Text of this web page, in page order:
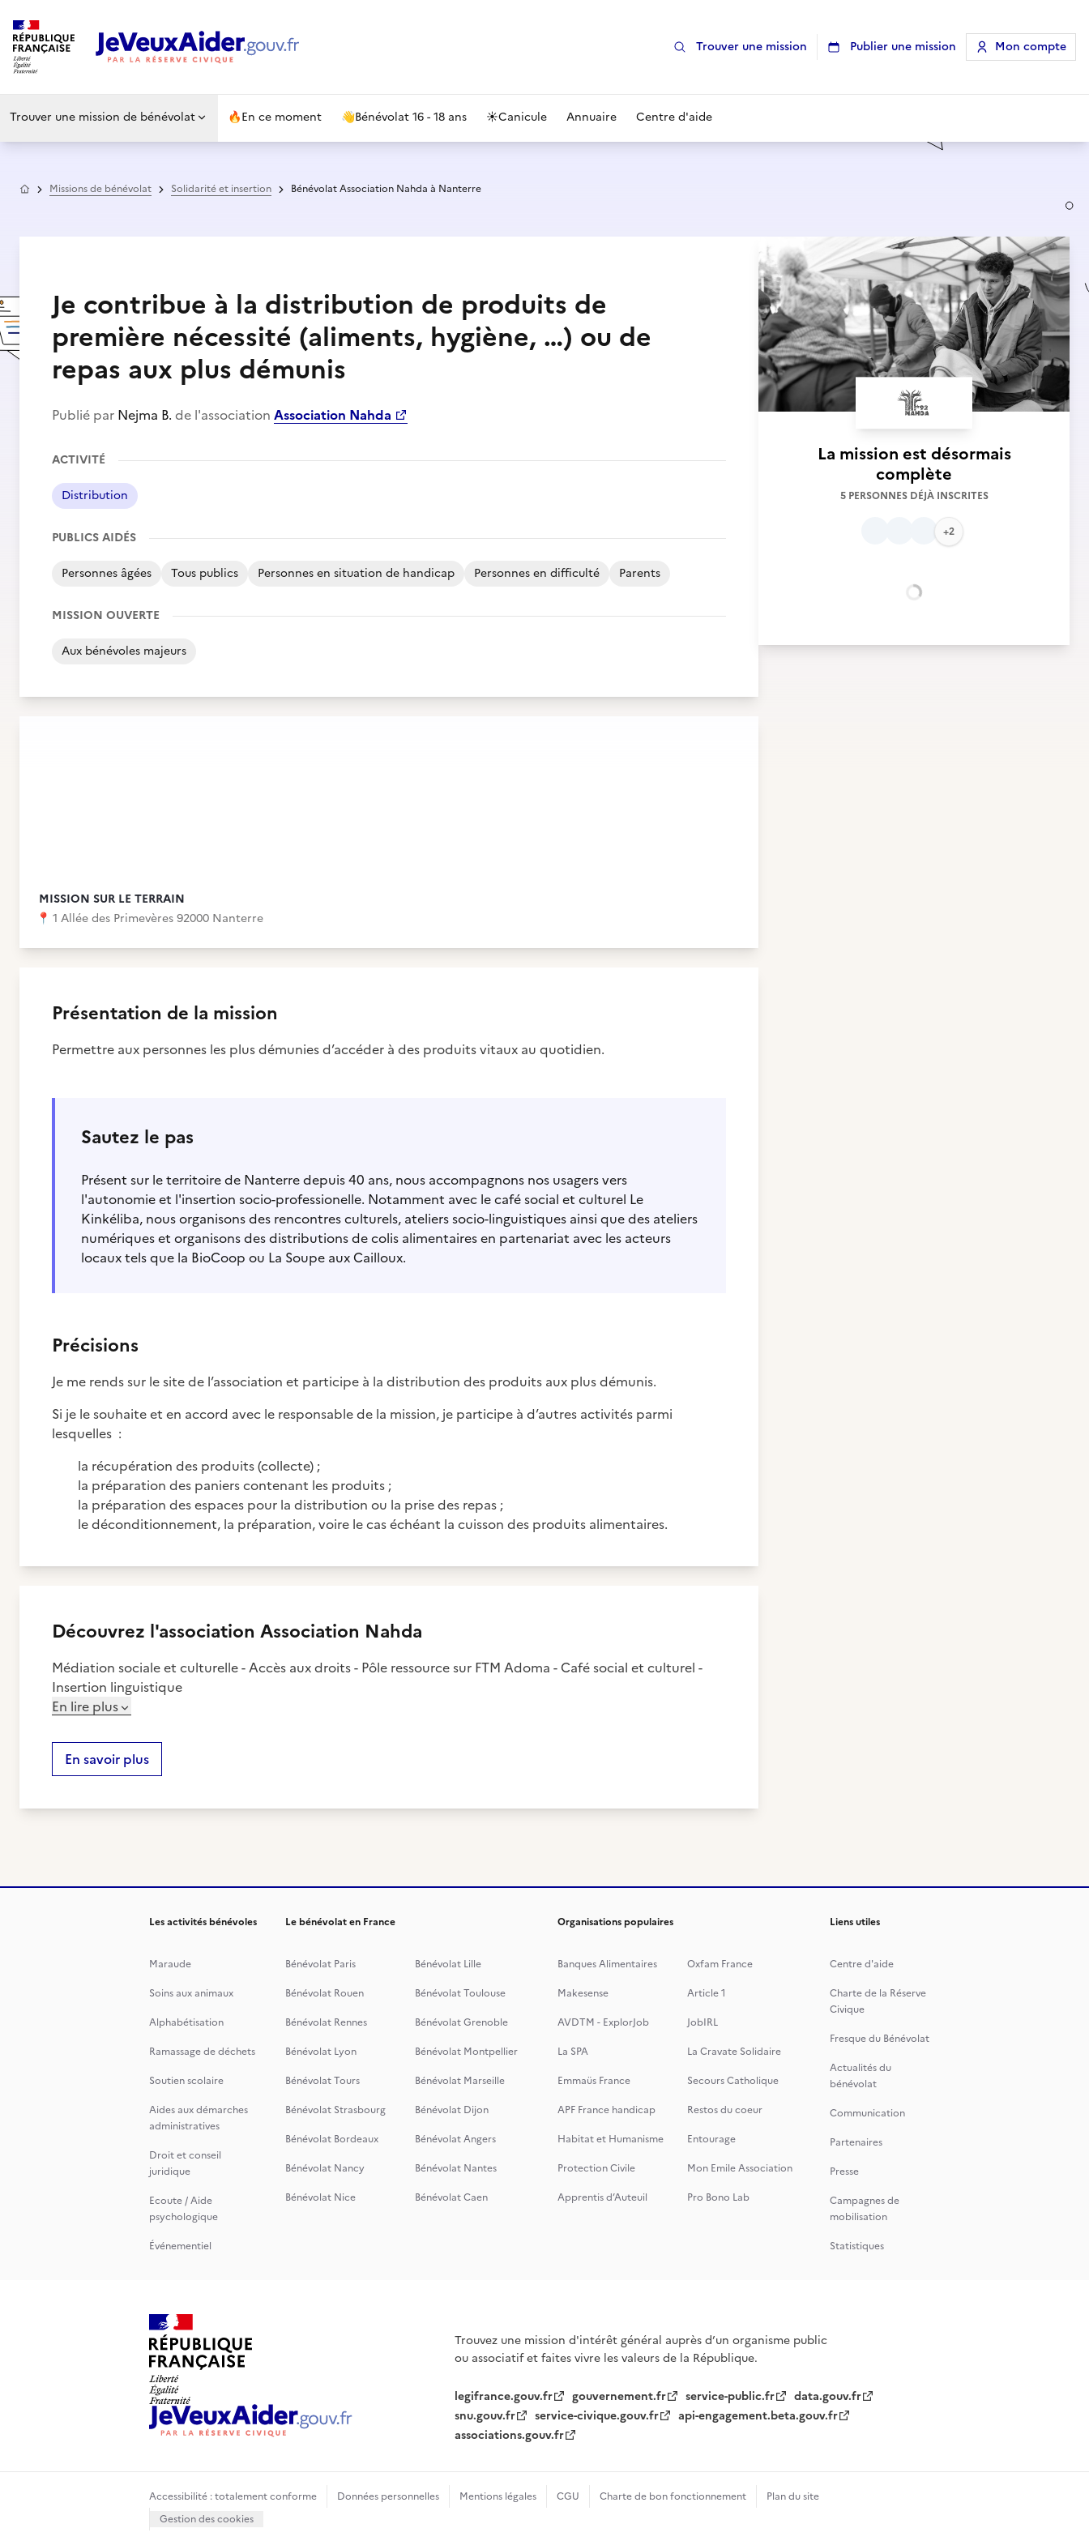
Trouver une mission Publier une mission Mon compte
Trouver une mission de bénévolat 🔥En ce moment 👋Bénévolat 16 - 18 ans ☀️Canicule Annuaire Centre d'aide
AccueilMissions de bénévolat Solidarité et insertion Bénévolat Association Nahda à Nanterre
Je contribue à la distribution de produits de
première nécessité (aliments, hygiène, …) ou de
repas aux plus démunis
Publié par Nejma B. de l'association Association Nahda
ACTIVITÉ
Distribution
PUBLICS AIDÉS
Personnes âgées Tous publics Personnes en situation de handicap Personnes en difficulté Parents
MISSION OUVERTE
Aux bénévoles majeurs
MISSION SUR LE TERRAIN
📍 1 Allée des Primevères 92000 Nanterre
Présentation de la mission
Permettre aux personnes les plus démunies d’accéder à des produits vitaux au quotidien.
Sautez le pas
Présent sur le territoire de Nanterre depuis 40 ans, nous accompagnons nos usagers vers
l'autonomie et l'insertion socio-professionelle. Notamment avec le café social et culturel Le
Kinkéliba, nous organisons des rencontres culturels, ateliers socio-linguistiques ainsi que des ateliers
numériques et organisons des distributions de colis alimentaires en partenariat avec les acteurs
locaux tels que la BioCoop ou La Soupe aux Cailloux.
Précisions
Je me rends sur le site de l’association et participe à la distribution des produits aux plus démunis.
Si je le souhaite et en accord avec le responsable de la mission, je participe à d’autres activités parmi
lesquelles :
la récupération des produits (collecte) ;
la préparation des paniers contenant les produits ;
la préparation des espaces pour la distribution ou la prise des repas ;
le déconditionnement, la préparation, voire le cas échéant la cuisson des produits alimentaires.
Découvrez l'association Association Nahda
Médiation sociale et culturelle - Accès aux droits - Pôle ressource sur FTM Adoma - Café social et culturel -
Insertion linguistique
En lire plus
En savoir plus
La mission est désormais
complète
5 PERSONNES DÉJÀ INSCRITES
+2
Chargement...
Les activités bénévoles
Maraude
Soins aux animaux
Alphabétisation
Ramassage de déchets
Soutien scolaire
Aides aux démarches
administratives
Droit et conseil
juridique
Ecoute / Aide
psychologique
Événementiel
Le bénévolat en France
Bénévolat Paris
Bénévolat Lille
Bénévolat Rouen
Bénévolat Toulouse
Bénévolat Rennes
Bénévolat Grenoble
Bénévolat Lyon
Bénévolat Montpellier
Bénévolat Tours
Bénévolat Marseille
Bénévolat Strasbourg
Bénévolat Dijon
Bénévolat Bordeaux
Bénévolat Angers
Bénévolat Nancy
Bénévolat Nantes
Bénévolat Nice
Bénévolat Caen
Organisations populaires
Banques Alimentaires
Oxfam France
Makesense
Article 1
AVDTM - ExplorJob
JobIRL
La SPA
La Cravate Solidaire
Emmaüs France
Secours Catholique
APF France handicap
Restos du coeur
Habitat et Humanisme
Entourage
Protection Civile
Mon Emile Association
Apprentis d’Auteuil
Pro Bono Lab
Liens utiles
Centre d'aide
Charte de la Réserve
Civique
Fresque du Bénévolat
Actualités du
bénévolat
Communication
Partenaires
Presse
Campagnes de
mobilisation
Statistiques
Trouvez une mission d'intérêt général auprès d’un organisme public
ou associatif et faites vivre les valeurs de la République.
legifrance.gouv.fr gouvernement.fr service-public.fr
data.gouv.fr
snu.gouv.fr
service-civique.gouv.fr
api-engagement.beta.gouv.fr
associations.gouv.fr
Accessibilité : totalement conforme Données personnelles Mentions légales CGU Charte de bon fonctionnement
Plan du site
Gestion des cookies